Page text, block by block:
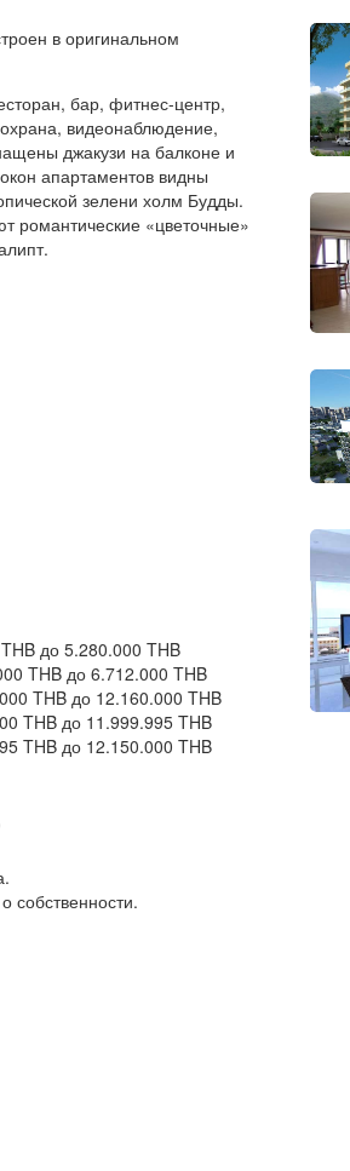
в оригинальном
бар, фитнес-центр,
видеонаблюдение,
джакузи на балконе и
апартаментов видны
зелени холм Будды.
романтические «цветочные»
до 5.280.000 THB
THB до 6.712.000 THB
THB до 12.160.000 THB
THB до 11.999.995 THB
THB до 12.150.000 THB
собственности.